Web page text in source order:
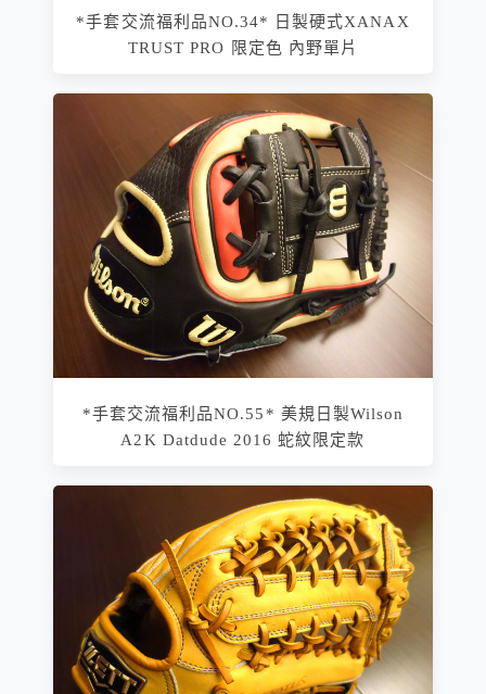
*手套交流福利品NO.34* 日製硬式XANAX
TRUST PRO 限定色 內野單片
*手套交流福利品NO.55* 美規日製Wilson
A2K Datdude 2016 蛇紋限定款